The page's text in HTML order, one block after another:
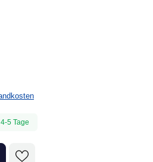
5 Tage
Wert ein oder benutze die